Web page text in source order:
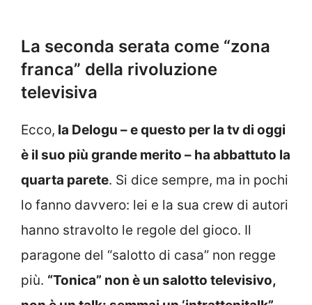
La seconda serata come “zona
franca” della rivoluzione
televisiva
Ecco, la Delogu – e questo per la tv di oggi
è il suo più grande merito – ha abbattuto la
quarta parete. Si dice sempre, ma in pochi
lo fanno davvero: lei e la sua crew di autori
hanno stravolto le regole del gioco. Il
paragone del “salotto di casa” non regge
più. “Tonica” non è un salotto televisivo,